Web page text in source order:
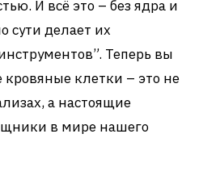
И всё это – без ядра и
сути делает их
Теперь вы
кровяные клетки – это не
а настоящие
в мире нашего